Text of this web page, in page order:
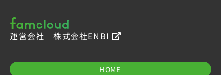
運営会社株式会社ENBI
HOME